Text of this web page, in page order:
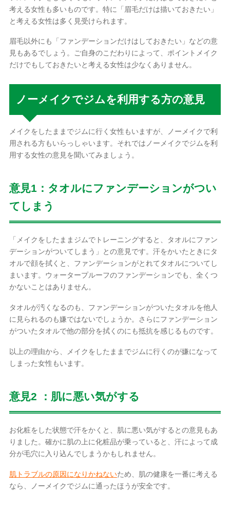
考える女性も多いものです。特に「眉毛だけは描いておきたい」
と考える女性は多く見受けられます。
眉毛以外にも「ファンデーションだけはしておきたい」などの意
見もあるでしょう。ご自身のこだわりによって、ポイントメイク
だけでもしておきたいと考える女性は少なくありません。
ノーメイクでジムを利用する方の意見
メイクをしたままでジムに行く女性もいますが、ノーメイクで利
用される方もいらっしゃいます。それではノーメイクでジムを利
用する女性の意見を聞いてみましょう。
意見1：タオルにファンデーションがつい
てしまう
「メイクをしたままジムでトレーニングすると、タオルにファン
デーションがついてしまう」との意見です。汗をかいたときにタ
オルで顔を拭くと、ファンデーションがとれてタオルについてし
まいます。ウォータープルーフのファンデーションでも、全くつ
かないことはありません。
タオルが汚くなるのも、ファンデーションがついたタオルを他人
に見られるのも嫌ではないでしょうか。さらにファンデーション
がついたタオルで他の部分を拭くのにも抵抗を感じるものです。
以上の理由から、メイクをしたままでジムに行くのが嫌になって
しまった女性もいます。
意見2 ：肌に悪い気がする
お化粧をした状態で汗をかくと、肌に悪い気がするとの意見もあ
りました。確かに肌の上に化粧品が乗っていると、汗によって成
分が毛穴に入り込んでしまうかもしれません。
肌トラブルの原因になりかねないため、肌の健康を一番に考える
なら、ノーメイクでジムに通ったほうが安全です。